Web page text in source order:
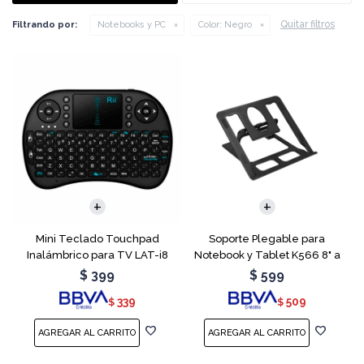
Filtrando por: Notebooks y PC Color: Negro Quitar filtros
Mini Teclado Touchpad
Inalámbrico para TV LAT-i8
$ 399
$ 339
Soporte Plegable para
Notebook y Tablet K566 8" a
15.6"
$ 599
$ 509